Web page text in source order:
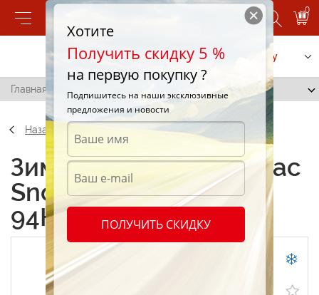
0
Позвонить Заказать услугу
Главная / Powertrac Snowtour 205/65 R15 94H
Назад
Зимние шины Powertrac
Snowtour 205/65 R15
94H
Хотите
Получить скидку 5 %
на первую покупку ?
Подпишитесь на наши эксклюзивные
предложения и новости
ПОЛУЧИТЬ СКИДКУ